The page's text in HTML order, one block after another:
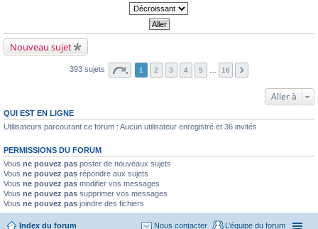
Nouveau sujet
393 sujets 1 2 3 4 5 16
Aller à
QUI EST EN LIGNE
Utilisateurs parcourant ce forum : Aucun utilisateur enregistré et 36 invités
PERMISSIONS DU FORUM
Vous ne pouvez pas poster de nouveaux sujets
Vous ne pouvez pas répondre aux sujets
Vous ne pouvez pas modifier vos messages
Vous ne pouvez pas supprimer vos messages
Vous ne pouvez pas joindre des fichiers
Index du forum L’équipe du forum
Nous contacter